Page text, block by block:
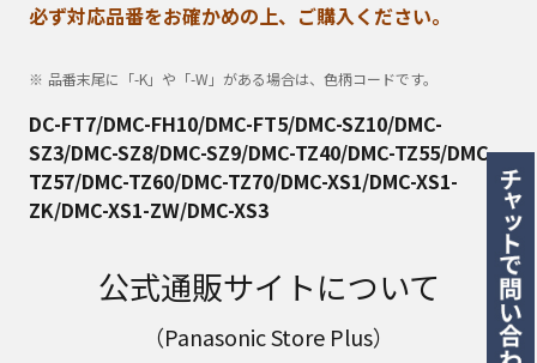
必ず対応品番をお確かめの上、ご購入ください。
品番末尾に「-K」や「-W」がある場合は、色柄コードです。
DC-FT7/DMC-FH10/DMC-FT5/DMC-SZ10/DMC-
SZ3/DMC-SZ8/DMC-SZ9/DMC-TZ40/DMC-TZ55/DMC-
TZ57/DMC-TZ60/DMC-TZ70/DMC-XS1/DMC-XS1-
ZK/DMC-XS1-ZW/DMC-XS3
公式通販サイトについて
（Panasonic Store Plus）